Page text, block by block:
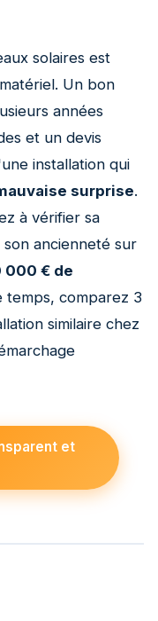
solaires est
Un bon
années
et un devis
installation qui
surprise.
à vérifier sa
ancienneté sur
000 € de
temps, comparez 3
similaire chez
et